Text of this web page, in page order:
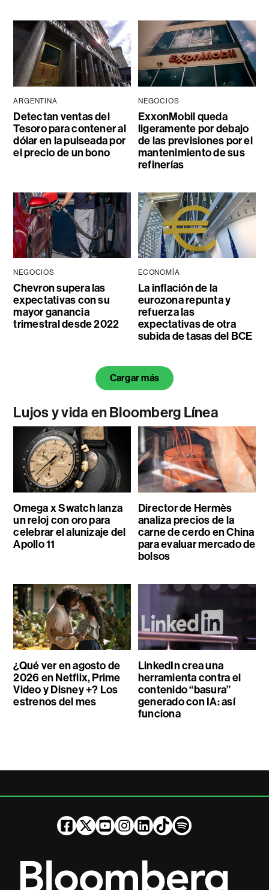
ARGENTINA
Detectan ventas del
Tesoro para contener al
dólar en la pulseada por
el precio de un bono
NEGOCIOS
ExxonMobil queda
ligeramente por debajo
de las previsiones por el
mantenimiento de sus
refinerías
NEGOCIOS
Chevron supera las
expectativas con su
mayor ganancia
trimestral desde 2022
ECONOMÍA
La inflación de la
eurozona repunta y
refuerza las
expectativas de otra
subida de tasas del BCE
Cargar más
Lujos y vida en Bloomberg Línea
Omega x Swatch lanza
un reloj con oro para
celebrar el alunizaje del
Apollo 11
Director de Hermès
analiza precios de la
carne de cerdo en China
para evaluar mercado de
bolsos
¿Qué ver en agosto de
2026 en Netflix, Prime
Video y Disney +? Los
estrenos del mes
LinkedIn crea una
herramienta contra el
contenido “basura”
generado con IA: así
funciona